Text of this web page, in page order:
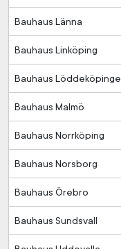
Bauhaus Länna
Bauhaus Linköping
Bauhaus Löddeköpinge
Bauhaus Malmö
Bauhaus Norrköping
Bauhaus Norsborg
Bauhaus Örebro
Bauhaus Sundsvall